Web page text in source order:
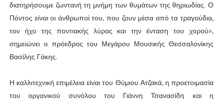
διατηρήσουμε ζωντανή τη μνήμη των θυμάτων της θηριωδίας. Ο
Πόντος είναι οι άνθρωποί του, που ζουν μέσα από τα τραγούδια,
τον ήχο της ποντιακής λύρας και την ένταση του χορού»,
σημειώνει ο πρόεδρος του Μεγάρου Μουσικής Θεσσαλονίκης
Βασίλης Γάκης.
Η καλλιτεχνική επιμέλεια είναι του Θύμιου Ατζακά, η προετοιμασία
του οργανικού συνόλου του Γιάννη Τσανασίδη και η